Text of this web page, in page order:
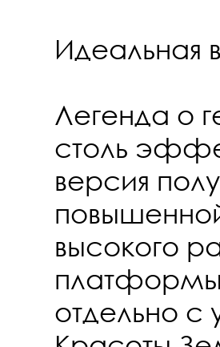
Идеальная
Легенда о
столь
версия
высокого
платформы
отдельно с